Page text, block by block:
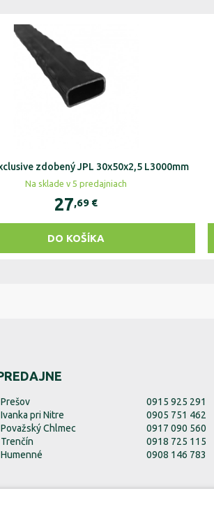
zdobený JPL 30x50x2,5 L3000mm
Na sklade v 5 predajniach
27,69 €
DO KOŠÍKA
pri Nitre
Chlmec
0915 925 291
0905 751 462
0917 090 560
0918 725 115
0908 146 783